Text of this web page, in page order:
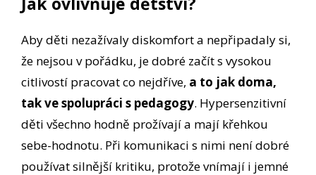
Aby děti nezažívaly diskomfort a nepřipadaly si,
že nejsou v pořádku, je dobré začít s vysokou
citlivostí pracovat co nejdříve, a to jak doma,
tak ve spolupráci s pedagogy. Hypersenzitivní
děti všechno hodně prožívají a mají křehkou
sebe-hodnotu. Při komunikaci s nimi není dobré
používat silnější kritiku, protože vnímají i jemné